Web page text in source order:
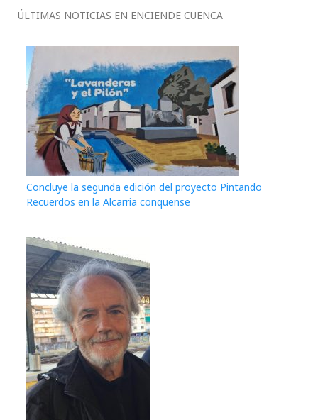
ÚLTIMAS NOTICIAS EN ENCIENDE CUENCA
Concluye la segunda edición del proyecto Pintando
Recuerdos en la Alcarria conquense